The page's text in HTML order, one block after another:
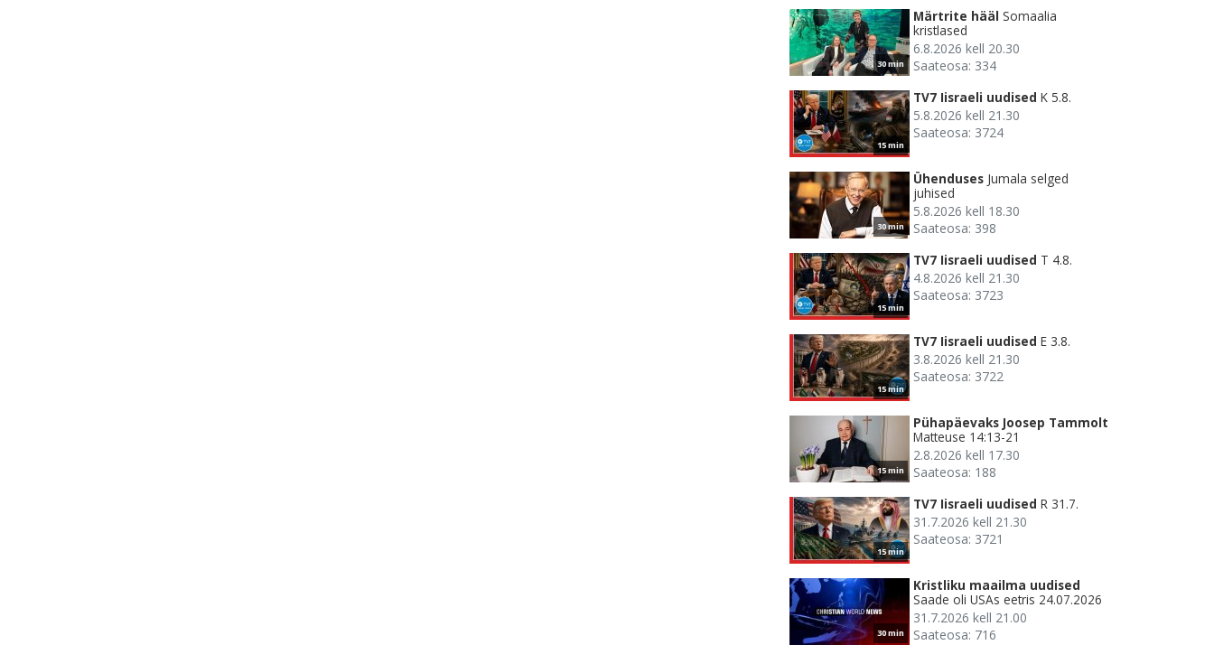
30 min
Märtrite hääl Somaalia
kristlased
6.8.2026 kell 20.30
Saateosa: 334
15 min
TV7 Iisraeli uudised K 5.8.
5.8.2026 kell 21.30
Saateosa: 3724
30 min
Ühenduses Jumala selged
juhised
5.8.2026 kell 18.30
Saateosa: 398
15 min
TV7 Iisraeli uudised T 4.8.
4.8.2026 kell 21.30
Saateosa: 3723
15 min
TV7 Iisraeli uudised E 3.8.
3.8.2026 kell 21.30
Saateosa: 3722
15 min
Pühapäevaks Joosep Tammolt
Matteuse 14:13-21
2.8.2026 kell 17.30
Saateosa: 188
15 min
TV7 Iisraeli uudised R 31.7.
31.7.2026 kell 21.30
Saateosa: 3721
30 min
Kristliku maailma uudised
Saade oli USAs eetris 24.07.2026
31.7.2026 kell 21.00
Saateosa: 716